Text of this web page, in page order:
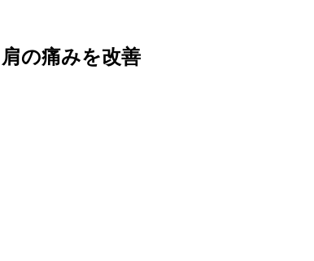
の痛みを改善